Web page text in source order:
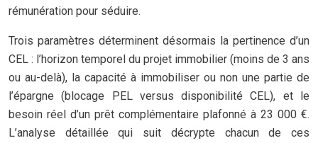
rémunération pour séduire.
Trois paramètres déterminent désormais la pertinence d’un
CEL : l’horizon temporel du projet immobilier (moins de 3 ans
ou au-delà), la capacité à immobiliser ou non une partie de
l’épargne (blocage PEL versus disponibilité CEL), et le
besoin réel d’un prêt complémentaire plafonné à 23 000 €.
L’analyse détaillée qui suit décrypte chacun de ces